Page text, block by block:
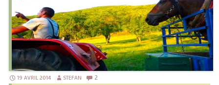
19 AVRIL 2014 STEFAN 2